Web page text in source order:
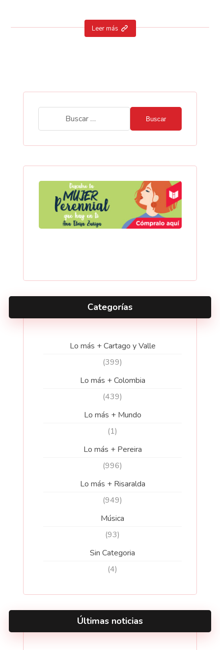
Leer más
Buscar
Categorías
Lo más + Cartago y Valle
(399)
Lo más + Colombia
(439)
Lo más + Mundo
(1)
Lo más + Pereira
(996)
Lo más + Risaralda
(949)
Música
(93)
Sin Categoria
(4)
Últimas noticias